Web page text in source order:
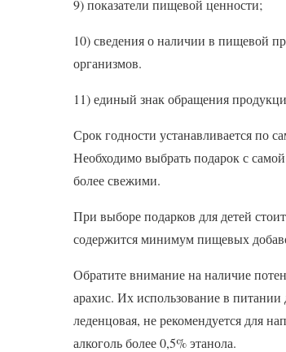
9) показатели пищевой ценности;
10) сведения о наличии в пищевой
организмов.
11) единый знак обращения
Срок годности устанавливается по
Необходимо выбрать подарок с
более свежими.
При выборе подарков для детей
содержится минимум пищевых
Обратите внимание на наличие
арахис. Их использование в питании
леденцовая, не рекомендуется для
алкоголь более 0,5% этанола.